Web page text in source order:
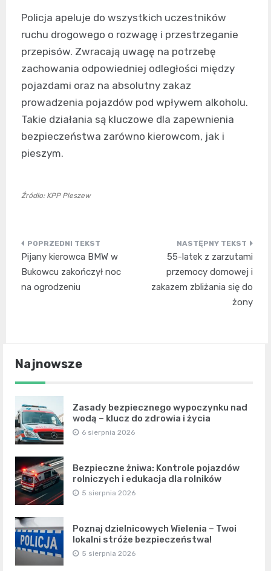
Policja apeluje do wszystkich uczestników
ruchu drogowego o rozwagę i przestrzeganie
przepisów. Zwracają uwagę na potrzebę
zachowania odpowiedniej odległości między
pojazdami oraz na absolutny zakaz
prowadzenia pojazdów pod wpływem alkoholu.
Takie działania są kluczowe dla zapewnienia
bezpieczeństwa zarówno kierowcom, jak i
pieszym.
Źródło: KPP Pleszew
Nawigacja
wpisu
Pijany kierowca BMW w
Bukowcu zakończył noc
na ogrodzeniu
55-latek z zarzutami
przemocy domowej i
zakazem zbliżania się do
żony
Najnowsze
Zasady bezpiecznego wypoczynku nad
wodą – klucz do zdrowia i życia
6 sierpnia 2026
Bezpieczne żniwa: Kontrole pojazdów
rolniczych i edukacja dla rolników
5 sierpnia 2026
Poznaj dzielnicowych Wielenia – Twoi
lokalni stróże bezpieczeństwa!
5 sierpnia 2026